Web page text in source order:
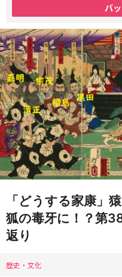
バ
「どうする家康」
狐の毒牙に！？第
返り
歴史・文化